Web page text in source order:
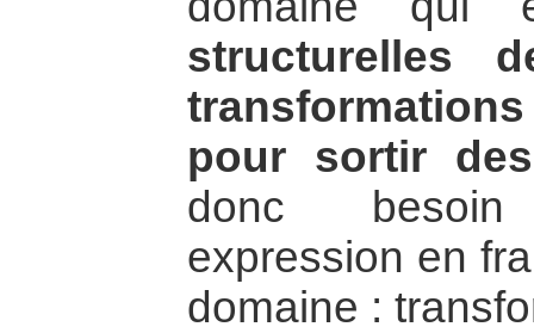
structurelles
pour sortir
donc
expression en
domaine :